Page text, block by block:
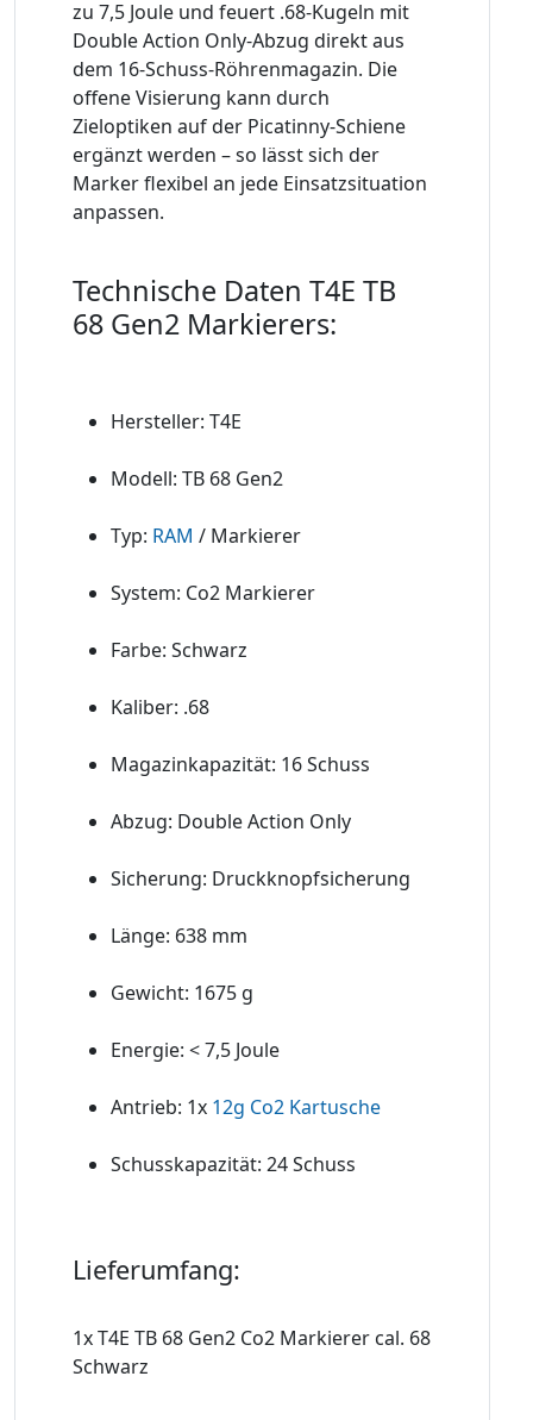
zu 7,5 Joule und feuert .68-Kugeln mit
Double Action Only-Abzug direkt aus
dem 16-Schuss-Röhrenmagazin. Die
offene Visierung kann durch
Zieloptiken auf der Picatinny-Schiene
ergänzt werden – so lässt sich der
Marker flexibel an jede Einsatzsituation
anpassen.
Technische Daten T4E TB
68 Gen2 Markierers:
Hersteller: T4E
Modell: TB 68 Gen2
Typ: RAM / Markierer
System: Co2 Markierer
Farbe: Schwarz
Kaliber: .68
Magazinkapazität: 16 Schuss
Abzug: Double Action Only
Sicherung: Druckknopfsicherung
Länge: 638 mm
Gewicht: 1675 g
Energie: < 7,5 Joule
Antrieb: 1x 12g Co2 Kartusche
Schusskapazität: 24 Schuss
Lieferumfang:
1x T4E TB 68 Gen2 Co2 Markierer cal. 68
Schwarz